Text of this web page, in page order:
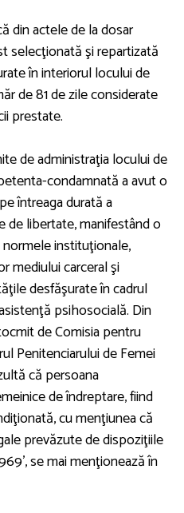
din actele de la dosar
selecţionată şi repartizată
în interiorul locului de
de 81 de zile considerate
prestate.
de administraţia locului de
condamnată a avut o
întreaga durată a
de libertate, manifestând o
instituţionale,
mediului carceral şi
desfăşurate în cadrul
psihosocială. Din
de Comisia pentru
Penitenciarului de Femei
că persoana
de îndreptare, fiind
cu menţiunea că
prevăzute de dispoziţiile
se mai menţionează în